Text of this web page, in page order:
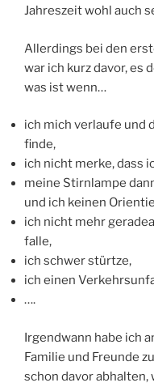
Jahreszeit wohl auch
Allerdings bei den
war ich kurz davor, es
was ist wenn…
ich mich verlaufe und
finde,
ich nicht merke, dass
meine Stirnlampe
und ich keinen
ich nicht mehr
falle,
ich schwer stürtze,
ich einen
….
Irgendwann habe ich
Familie und Freunde
schon davor abhalten,